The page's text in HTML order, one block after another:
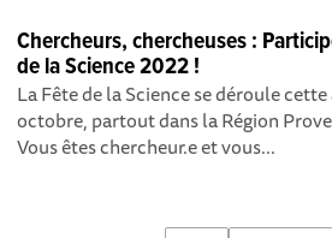
Chercheurs, chercheuses :
de la Science 2022 !
La Fête de la Science se déroule cette
octobre, partout dans la Région
Vous êtes chercheur.e et vous...